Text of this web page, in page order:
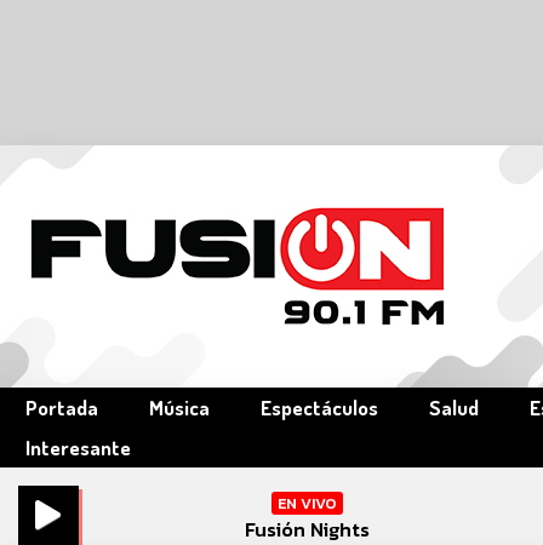
Portada Música Espectáculos Salud
Interesante
EN VIVO
Fusión Nights